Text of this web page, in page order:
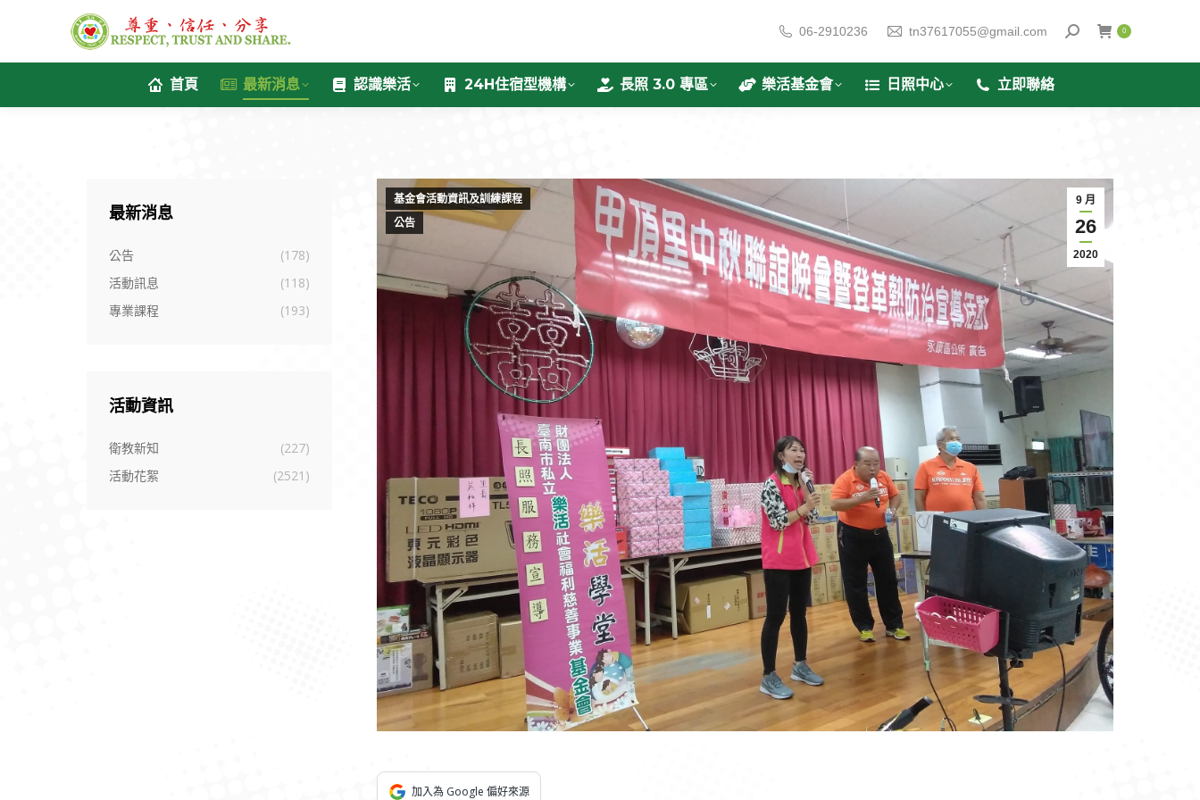
06-2910236 tn37617055@gmail.com 0
首頁 最新消息 認識樂活 24H住宿型機構 長照 3.0 專區 樂活基金會 日照中心 立即聯絡
9 月
26
2020
基金會活動資訊及訓練課程
公告
加入為 Google 偏好來源
最新消息
公告
(178)
活動訊息
(118)
專業課程
(193)
活動資訊
衛教新知
(227)
活動花絮
(2521)